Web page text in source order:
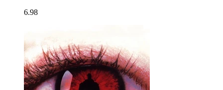
6.98